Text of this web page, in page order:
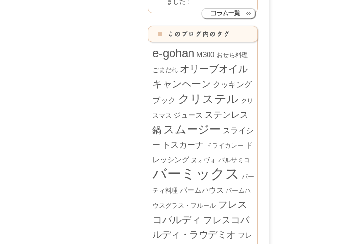
ました！
e-gohan M300 おせち料理
ごまだれ オリーブオイル
キャンペーン クッキング
ブック クリステル クリ
スマス ジュース ステンレス
鍋 スムージー スライシ
ー
トスカーナ ドライカレー
ド
レッシング ヌォヴォ バルサミコ
バーミックス パー
ティ料理 パームハウス パームハ
ウスグラス・フルール フレス
コバルディ フレスコバ
ルディ・ラウデミオ フレ